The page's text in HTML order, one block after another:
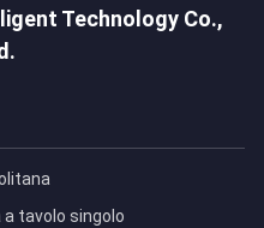
Technology Co.,
a tavolo singolo